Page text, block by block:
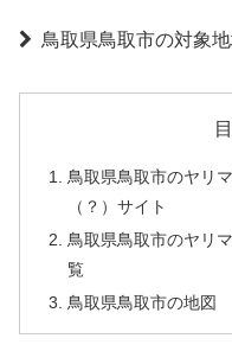
鳥取県鳥取市の対象
鳥取県鳥取市のヤリ
（？）サイト
鳥取県鳥取市のヤ
覧
鳥取県鳥取市の地図